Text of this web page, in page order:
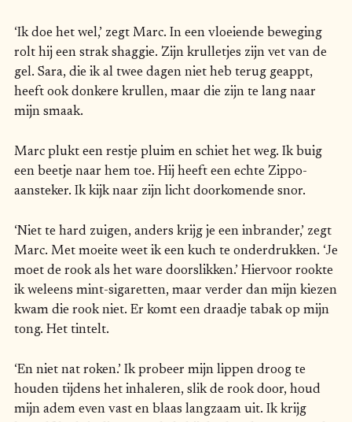
‘Ik doe het wel,’ zegt Marc. In een vloeiende beweging
rolt hij een strak shaggie. Zijn krulletjes zijn vet van de
gel. Sara, die ik al twee dagen niet heb terug geappt,
heeft ook donkere krullen, maar die zijn te lang naar
mijn smaak.
Marc plukt een restje pluim en schiet het weg. Ik buig
een beetje naar hem toe. Hij heeft een echte Zippo-
aansteker. Ik kijk naar zijn licht doorkomende snor.
‘Niet te hard zuigen, anders krijg je een inbrander,’ zegt
Marc. Met moeite weet ik een kuch te onderdrukken. ‘Je
moet de rook als het ware doorslikken.’ Hiervoor rookte
ik weleens mint-sigaretten, maar verder dan mijn kiezen
kwam die rook niet. Er komt een draadje tabak op mijn
tong. Het tintelt.
‘En niet nat roken.’ Ik probeer mijn lippen droog te
houden tijdens het inhaleren, slik de rook door, houd
mijn adem even vast en blaas langzaam uit. Ik krijg